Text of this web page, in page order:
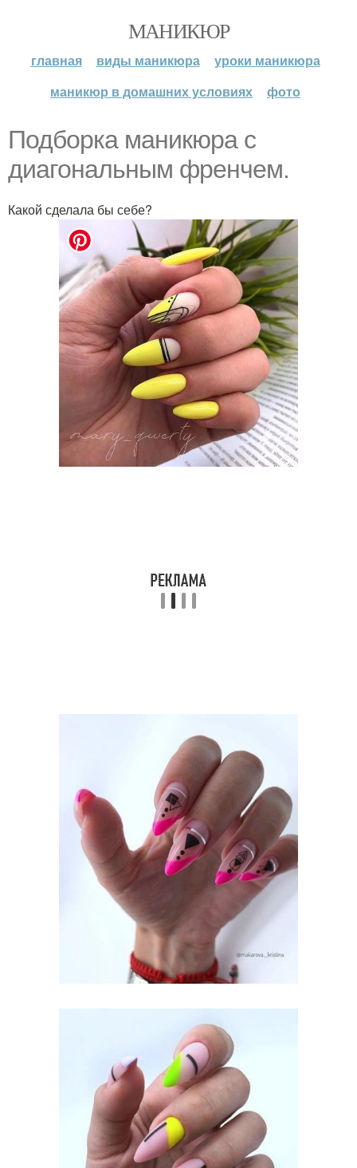
МАНИКЮР
главная виды маникюра
уроки маникюра
маникюр в домашних условиях
фото
Подборка маникюра с
диагональным френчем.
Какой сделала бы себе?